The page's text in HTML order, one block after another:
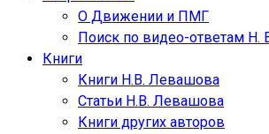
О Движении и ПМГ
Поиск по видео-ответам Н.
Книги
Книги Н.В. Левашова
Статьи Н.В. Левашова
Книги других авторов